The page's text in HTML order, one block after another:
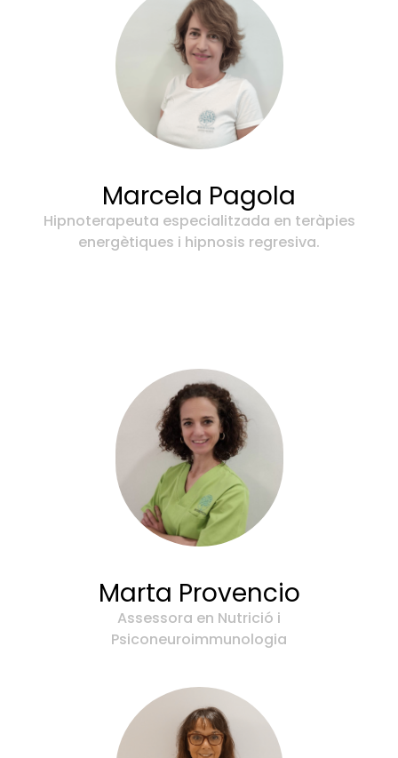
Marcela Pagola
Hipnoterapeuta especialitzada en teràpies
energètiques i hipnosis regresiva.
Marta Provencio
Assessora en Nutrició i
Psiconeuroimmunologia